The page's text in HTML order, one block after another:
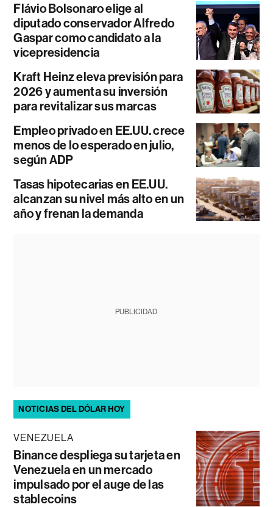
Flávio Bolsonaro elige al
diputado conservador Alfredo
Gaspar como candidato a la
vicepresidencia
Kraft Heinz eleva previsión para
2026 y aumenta su inversión
para revitalizar sus marcas
Empleo privado en EE.UU. crece
menos de lo esperado en julio,
según ADP
Tasas hipotecarias en EE.UU.
alcanzan su nivel más alto en un
año y frenan la demanda
PUBLICIDAD
NOTICIAS DEL DÓLAR HOY
VENEZUELA
Binance despliega su tarjeta en
Venezuela en un mercado
impulsado por el auge de las
stablecoins